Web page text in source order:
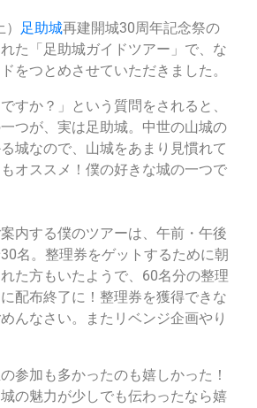
足助城再建開城30周年記念祭の
た「足助城ガイドツアー」で、な
をつとめさせていただきました。
すか？」という質問をされると、
つが、実は足助城。中世の山城の
城なので、 山城をあまり見慣れて
オススメ！僕の好きな城の一つで
内する僕のツアーは、午前・午後
名。整理券をゲットするために朝
た方もいたようで、60名分の整理
配布終了に！整理券を獲得できな
んなさい。
またリベンジ企画やり
参加も多かったのも嬉しかった！
の魅力が少しでも伝わったなら嬉